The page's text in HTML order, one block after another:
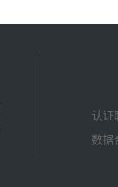
认证
数据